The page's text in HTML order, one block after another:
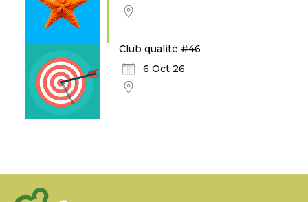
Club qualité #46
6 Oct 26